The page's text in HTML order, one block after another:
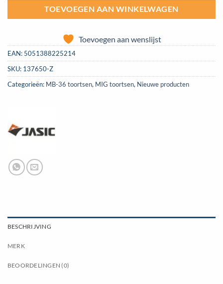
TOEVOEGEN AAN WINKELWAGEN
Toevoegen aan wenslijst
EAN: 5051388225214
SKU: 137650-Z
Categorieën: MB-36 toortsen, MIG toortsen, Nieuwe producten
BESCHRIJVING
MERK
BEOORDELINGEN (0)